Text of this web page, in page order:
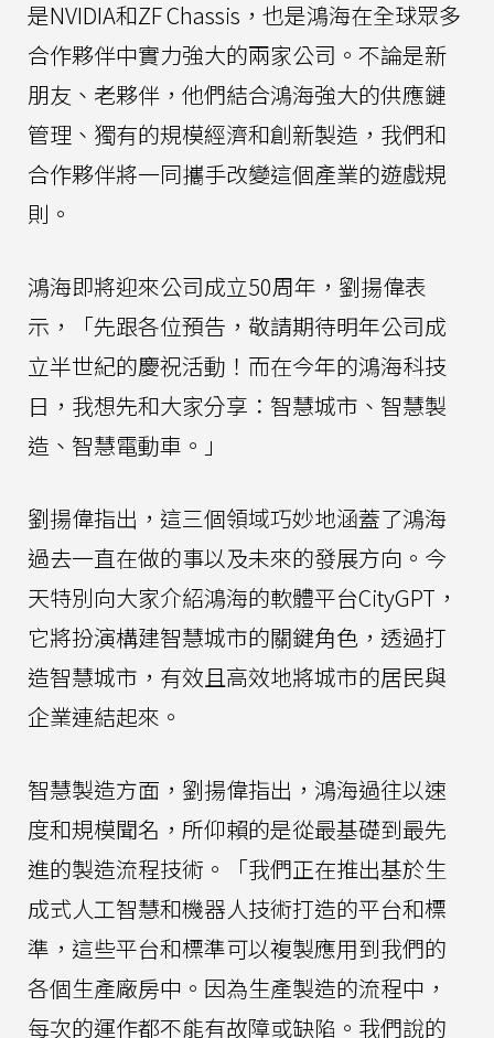
是NVIDIA和ZF Chassis，也是鴻海在全球眾多
合作夥伴中實力強大的兩家公司。不論是新
朋友、老夥伴，他們結合鴻海強大的供應鏈
管理、獨有的規模經濟和創新製造，我們和
合作夥伴將一同攜手改變這個產業的遊戲規
則。
鴻海即將迎來公司成立50周年，劉揚偉表
示，「先跟各位預告，敬請期待明年公司成
立半世紀的慶祝活動！而在今年的鴻海科技
日，我想先和大家分享：智慧城市、智慧製
造、智慧電動車。」
劉揚偉指出，這三個領域巧妙地涵蓋了鴻海
過去一直在做的事以及未來的發展方向。今
天特別向大家介紹鴻海的軟體平台CityGPT，
它將扮演構建智慧城市的關鍵角色，透過打
造智慧城市，有效且高效地將城市的居民與
企業連結起來。
智慧製造方面，劉揚偉指出，鴻海過往以速
度和規模聞名，所仰賴的是從最基礎到最先
進的製造流程技術。「我們正在推出基於生
成式人工智慧和機器人技術打造的平台和標
準，這些平台和標準可以複製應用到我們的
各個生產廠房中。因為生產製造的流程中，
每次的運作都不能有故障或缺陷。我們說的